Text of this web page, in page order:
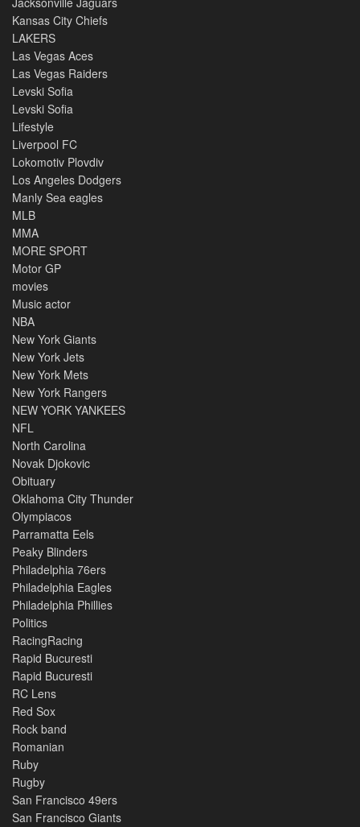
Kansas City Chiefs
LAKERS
Las Vegas Aces
Las Vegas Raiders
Levski Sofia
Levski Sofia
Lifestyle
Liverpool FC
Lokomotiv Plovdiv
Los Angeles Dodgers
Manly Sea eagles
MLB
MMA
MORE SPORT
Motor GP
movies
Music actor
NBA
New York Giants
New York Jets
New York Mets
New York Rangers
NEW YORK YANKEES
NFL
North Carolina
Novak Djokovic
Obituary
Oklahoma City Thunder
Olympiacos
Parramatta Eels
Peaky Blinders
Philadelphia 76ers
Philadelphia Eagles
Philadelphia Phillies
Politics
RacingRacing
Rapid Bucuresti
Rapid Bucuresti
RC Lens
Red Sox
Rock band
Romanian
Ruby
Rugby
San Francisco 49ers
San Francisco Giants